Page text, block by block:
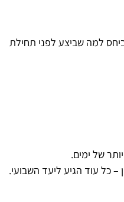
למה שביצע לפני תחילת
של ימים.
כל עוד הגיע ליעד השבועי.